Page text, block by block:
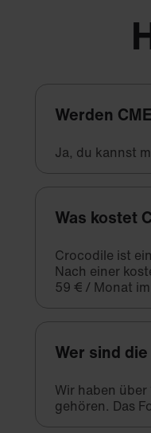
Werden
Ja, du kannst
Was kostet
Crocodile ist
Nach einer
59 € / Monat
Wer sind
Wir haben
gehören. Das